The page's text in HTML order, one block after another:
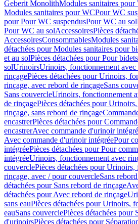
Geberit MonolithModules sanitaires pour
Modules sanitaires pour WCPour WC
pour Pour WC suspendusPour WC au sol
Pour WC au solAccessoiresPièces
AccessoiresConsommablesModules
détachées pour Modules sanitaires pour
et au solPièces détachées pour Pour
solUrinoirsUrinoirs, fonctionnement avec
rinçagePièces détachées pour Urinoirs,
rinçage, avec rebord de rinçageSans
Sans couvercleUrinoirs, fonctionnement
de rinçagePièces détachées pour
rinçage, sans rebord de rinçage
encastrerPièces détachées pour
encastrerAvec commande d'urinoir
Avec commande d'urinoir intégréePour
intégréePièces détachées pour Pour
intégréeUrinoirs, fonctionnement avec
couverclePièces détachées pour
rinçage, avec / pour couvercleSans
détachées pour Sans rebord de rinçage
détachées pour Avec rebord de rinçage
sans eauPièces détachées pour Urinoirs,
eauSans couverclePièces détachées pour
d'urinoirsPièces détachées pour